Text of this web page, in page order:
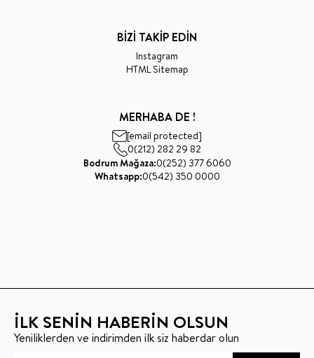
BİZİ TAKİP EDİN
Instagram
HTML Sitemap
MERHABA DE !
[email protected]
0(212) 282 29 82
Bodrum Mağaza:0(252) 377 6060
Whatsapp:0(542) 350 0000
İLK SENİN HABERİN OLSUN
Yeniliklerden ve indirimden ilk siz haberdar olun